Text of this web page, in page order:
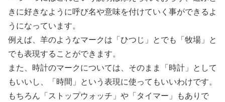
きに好きなように呼び名や意味を付けていく事ができるよ
うになっています。
例えば、羊のようなマークは「ひつじ」とでも「牧場」と
でも表現することができます。
また、時計のマークについては、そのまま「時計」として
もいいし、「時間」という表現に使ってもいいわけです。
もちろん「ストップウォッチ」や「タイマー」もありで